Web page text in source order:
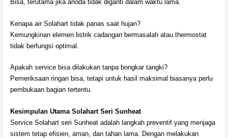
Bisa, terutama jika anoda tidak diganti dalam waktu lama.
Kenapa air Solahart tidak panas saat hujan?
Kemungkinan elemen listrik cadangan bermasalah atau thermostat
tidak berfungsi optimal.
Apakah service bisa dilakukan tanpa bongkar tangki?
Pemeriksaan ringan bisa, tetapi untuk hasil maksimal biasanya perlu
pembukaan bagian tertentu.
Kesimpulan Utama Solahart Seri Sunheat
Service Solahart seri Sunheat adalah langkah preventif yang menjaga
sistem tetap efisien, aman, dan tahan lama. Dengan melakukan